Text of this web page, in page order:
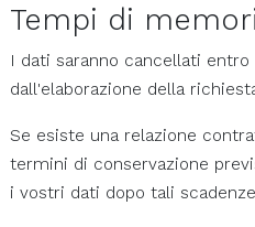
Tempi di
I dati saranno cancellati
dall'elaborazione della
Se esiste una relazione
termini di conservazione
i vostri dati dopo tali